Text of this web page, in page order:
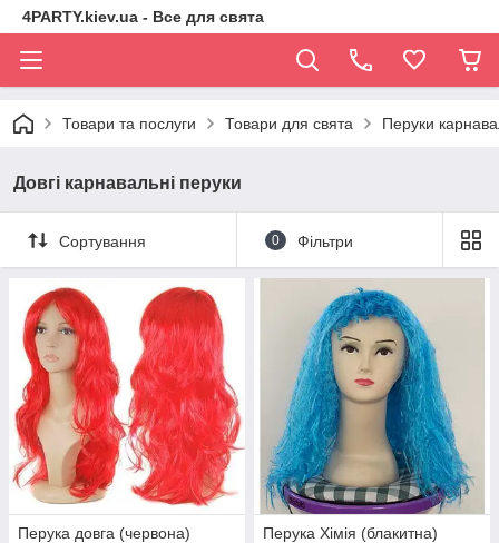
4PARTY.kiev.ua - Все для свята
Товари та послуги Товари для свята Перуки
Довгі карнавальні перуки
Сортування 0 Фільтри
Перука довга (червона)
Перука Хімія (блакитна)